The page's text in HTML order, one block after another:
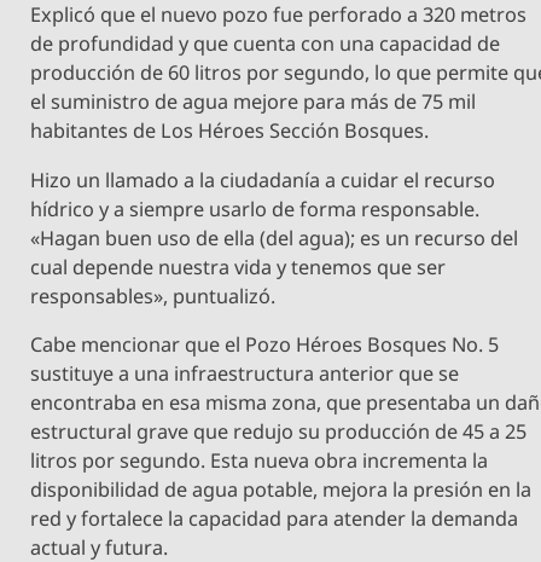
Explicó que el nuevo pozo fue perforado a 320 metros
de profundidad y que cuenta con una capacidad de
producción de 60 litros por segundo, lo que permite
el suministro de agua mejore para más de 75 mil
habitantes de Los Héroes Sección Bosques.
Hizo un llamado a la ciudadanía a cuidar el recurso
hídrico y a siempre usarlo de forma responsable.
«Hagan buen uso de ella (del agua); es un recurso del
cual depende nuestra vida y tenemos que ser
responsables», puntualizó.
Cabe mencionar que el Pozo Héroes Bosques No. 5
sustituye a una infraestructura anterior que se
encontraba en esa misma zona, que presentaba un
estructural grave que redujo su producción de 45 a 25
litros por segundo. Esta nueva obra incrementa la
disponibilidad de agua potable, mejora la presión en la
red y fortalece la capacidad para atender la demanda
actual y futura.